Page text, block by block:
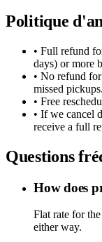
Politique
• Full refund
days) or more
• No refund
missed pickups.
• Free
• If we cancel
receive a full
Questions
How does
Flat rate for
either way.